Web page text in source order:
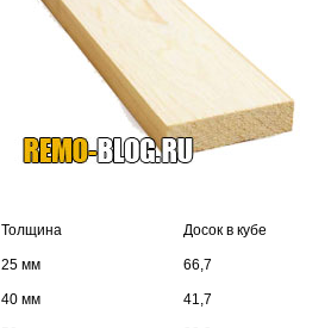
Толщина Досок в кубе В
25 мм 66,7
40 мм 41,7